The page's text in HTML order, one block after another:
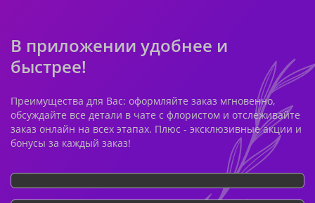
В приложении удобнее и
быстрее!
Преимущества для Вас: оформляйте заказ мгновенно,
обсуждайте все детали в чате с флористом и отслеживайте
заказ онлайн на всех этапах. Плюс - эксклюзивные акции и
бонусы за каждый заказ!